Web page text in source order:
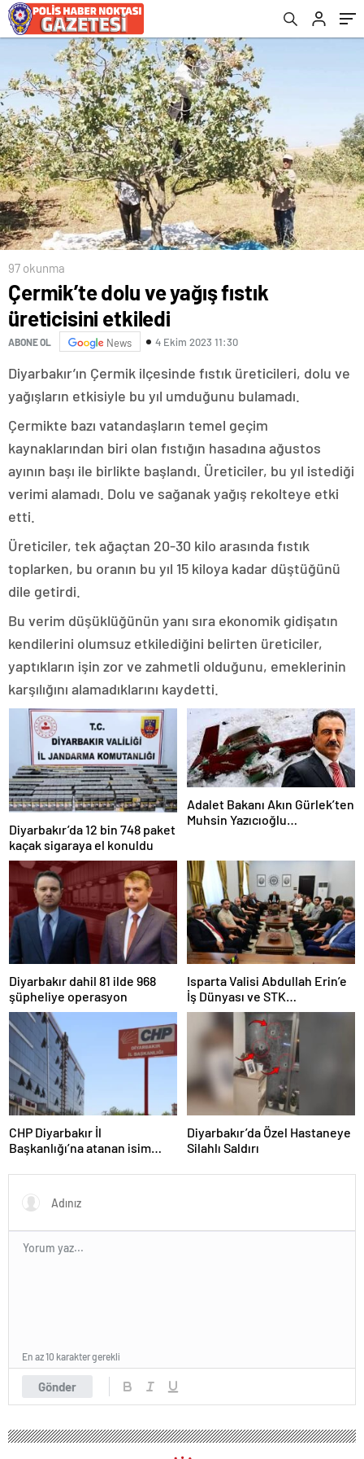
97 okunma
Çermik’te dolu ve yağış fıstık
üreticisini etkiledi
ABONE OL News 4 Ekim 2023 11:30
Diyarbakır’ın Çermik ilçesinde fıstık üreticileri, dolu ve
yağışların etkisiyle bu yıl umduğunu bulamadı.
Çermikte bazı vatandaşların temel geçim
kaynaklarından biri olan fıstığın hasadına ağustos
ayının başı ile birlikte başlandı. Üreticiler, bu yıl istediği
verimi alamadı. Dolu ve sağanak yağış rekolteye etki
etti.
Üreticiler, tek ağaçtan 20-30 kilo arasında fıstık
toplarken, bu oranın bu yıl 15 kiloya kadar düştüğünü
dile getirdi.
Bu verim düşüklüğünün yanı sıra ekonomik gidişatın
kendilerini olumsuz etkilediğini belirten üreticiler,
yaptıkların işin zor ve zahmetli olduğunu, emeklerinin
karşılığını alamadıklarını kaydetti.
Diyarbakır’da 12 bin 748 paket
kaçak sigaraya el konuldu
Adalet Bakanı Akın Gürlek’ten
Muhsin Yazıcıoğlu
Diyarbakır dahil 81 ilde 968
şüpheliye operasyon
Isparta Valisi Abdullah Erin’e
İş Dünyası ve STK
Temsilcilerinden Ziyaret
CHP Diyarbakır İl
Başkanlığı’na atanan isim
Diyarbakır’da Özel Hastaneye
Silahlı Saldırı
Gönder
En az 10 karakter gerekli